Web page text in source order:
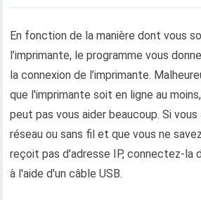
En fonction de la manière dont vous
l’imprimante, le programme vous
la connexion de l’imprimante.
que l'imprimante soit en ligne au
peut pas vous aider beaucoup. Si
réseau ou sans fil et que vous ne
reçoit pas d'adresse IP, connectez-la
à l'aide d'un câble USB.